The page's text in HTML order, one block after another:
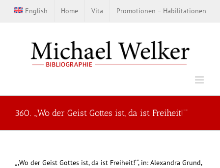
Inhalt
English Home Vita Promotionen – Habilitationen
360. „,Wo der Geist Gottes ist, da ist Freiheit!‘“
„,Wo der Geist Gottes ist, da ist Freiheit!‘“, in: Alexandra Grund,